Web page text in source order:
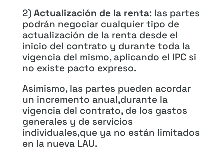
2)Actualización de la renta: las partes
podrán negociar cualquier tipo de
actualización de la renta desde el
inicio del contrato y durante toda la
vigencia del mismo, aplicando el IPC si
no existe pacto expreso.
Asimismo, las partes pueden acordar
un incremento anual,durante la
vigencia del contrato, de los gastos
generales y de servicios
individuales,que ya no están limitados
en la nueva LAU.